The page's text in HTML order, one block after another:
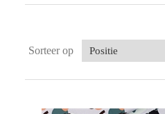
Sorteer op